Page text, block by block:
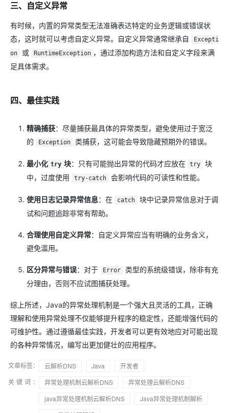
三、自定义异常
有时候，内置的异常类型无法准确表达特定的业务逻辑或错误状
态，这时就可以考虑自定义异常。自定义异常通常继承自
Excepti
on
或 RuntimeException ，通过添加构造方法和自定义字段来满
足具体需求。
四、最佳实践
精确捕获：尽量捕获最具体的异常类型，避免使用过于宽泛
的
Exception 类捕获，这可能会导致隐藏预期外的错误。
最小化 try 块：只有可能抛出异常的代码才应放在 try
块
中，过度使用
try-catch 会影响代码的可读性和性能。
使用日志记录异常信息：在 catch
块中记录异常信息对于调
试和问题追踪非常有帮助。
合理使用自定义异常：自定义异常应当有明确的业务含义，
避免滥用。
区分异常与错误：对于 Error
类型的系统级错误，除非有充
分理由，否则不应试图捕获处理。
综上所述，Java的异常处理机制是一个强大且灵活的工具，正确
理解和使用异常处理不仅能够提升程序的稳定性，还能增强代码的
可维护性。通过遵循最佳实践，开发者可以更有效地应对可能出现
的各种异常情况，编写出更加健壮的应用程序。
文章标签： 云解析DNS Java
开发者
关键词：
异常处理机制云解析DNS
异常处理云解析DNS
java异常处理机制云解析DNS
Java异常处理机制解析